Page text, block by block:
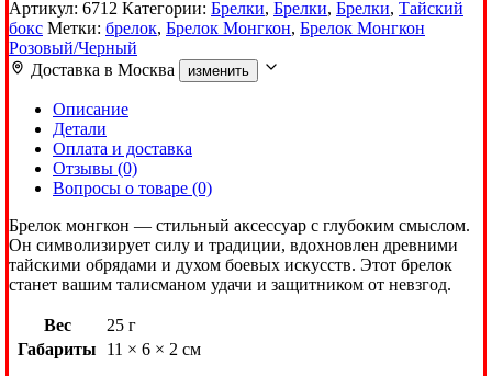
Монгкон
Розовый/
Черный
Артикул: 6712 Категории: Брелки, Брелки, Брелки, Тайский
бокс Метки: брелок, Брелок Монгкон, Брелок Монгкон
Розовый/Черный
Доставка в Москва изменить
Описание
Детали
Оплата и доставка
Отзывы (0)
Вопросы о товаре (0)
Брелок монгкон — стильный аксессуар с глубоким смыслом.
Он символизирует силу и традиции, вдохновлен древними
тайскими обрядами и духом боевых искусств. Этот брелок
станет вашим талисманом удачи и защитником от невзгод.
Вес
25 г
Габариты
11 × 6 × 2 см